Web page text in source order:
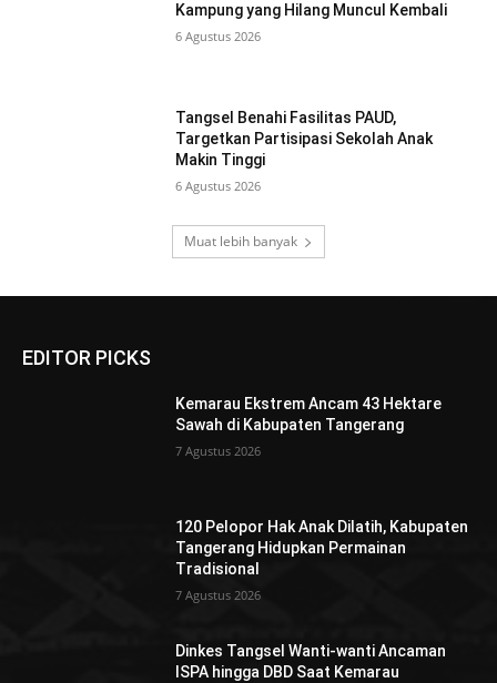
Kampung yang Hilang Muncul Kembali
6 Agustus 2026
Tangsel Benahi Fasilitas PAUD,
Targetkan Partisipasi Sekolah Anak
Makin Tinggi
6 Agustus 2026
Muat lebih banyak
EDITOR PICKS
Kemarau Ekstrem Ancam 43 Hektare
Sawah di Kabupaten Tangerang
7 Agustus 2026
120 Pelopor Hak Anak Dilatih, Kabupaten
Tangerang Hidupkan Permainan
Tradisional
7 Agustus 2026
Dinkes Tangsel Wanti-wanti Ancaman
ISPA hingga DBD Saat Kemarau